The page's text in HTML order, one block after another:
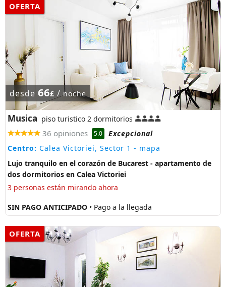
OFERTA
desde 66£ /noche
Musica piso turistico 2 dormitorios
36 opiniones 5.0
Excepcional
Centro: Calea Victoriei, Sector 1 - mapa
Lujo tranquilo en el corazón de Bucarest - apartamento de
dos dormitorios en Calea Victoriei
3 personas están mirando ahora
SIN PAGO ANTICIPADO • Pago a la llegada
OFERTA